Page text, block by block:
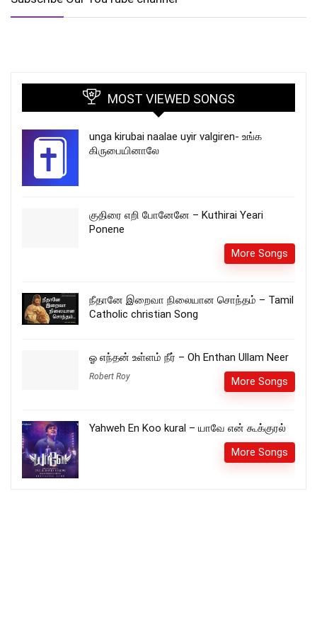
MOST VIEWED SONGS
unga kirubai naalae uyir valgiren- உங்க
கிருபையினாலே
குதிரை எறி போனேனே – Kuthirai Yeari
Ponene
More Songs
நீதானே இறைவா நிலையான சொந்தம் – Tamil
Catholic christian Song
ஓ எந்தன் உள்ளம் நீர் – Oh Enthan Ullam Neer
Robert Roy More Songs
Yahweh En Koo kural – யாவே என் கூக்குரல்
More Songs